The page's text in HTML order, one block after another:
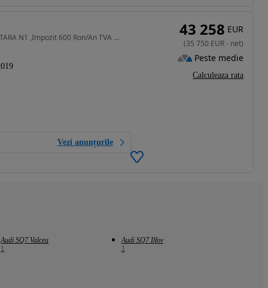
3956 cm3 • 435 CP • 4.0 Tdi V8/435 Cp/ AUTOUTILITARA N1 ,Impozit 600 Ron/An TVA Deductibil
Vezi anunțurile
43 258 EUR
(35 750 EUR- net)
Peste medie
Calculeaza rata
Audi SQ7 Valcea
1
Audi SQ7 Ilfov
1